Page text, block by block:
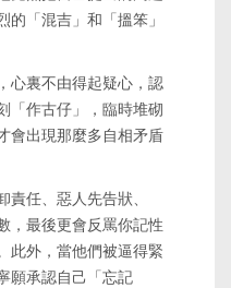
「混吉」和「搵笨」
心裏不由得起疑心，認
「作古仔」，臨時堆砌
會出現那麼多自相矛盾
任、惡人先告狀、
，最後更會反罵你記性
此外，當他們被逼得緊
願承認自己「忘記